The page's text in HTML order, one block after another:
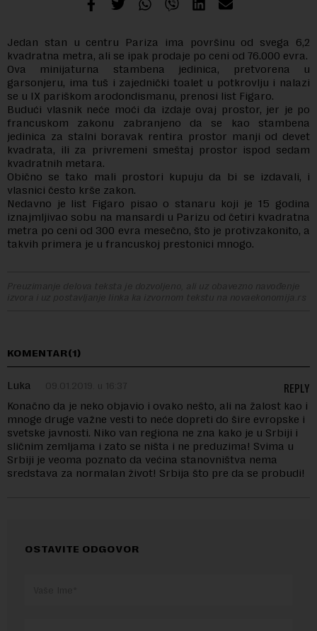
Jedan stan u centru Pariza ima površinu od svega 6,2
kvadratna metra, ali se ipak prodaje po ceni od 76.000 evra.
Ova minijaturna stambena jedinica, pretvorena u
garsonjeru, ima tuš i zajednički toalet u potkrovlju i nalazi
se u IX pariškom arodondismanu, prenosi list Figaro.
Budući vlasnik neće moći da izdaje ovaj prostor, jer je po
francuskom zakonu zabranjeno da se kao stambena
jedinica za stalni boravak rentira prostor manji od devet
kvadrata, ili za privremeni smeštaj prostor ispod sedam
kvadratnih metara.
Obično se tako mali prostori kupuju da bi se izdavali, i
vlasnici često krše zakon.
Nedavno je list Figaro pisao o stanaru koji je 15 godina
iznajmljivao sobu na mansardi u Parizu od četiri kvadratna
metra po ceni od 300 evra mesečno, što je protivzakonito, a
takvih primera je u francuskoj prestonici mnogo.
Preuzimanje delova teksta je dozvoljeno, ali uz obavezno navođenje
izvora i uz postavljanje linka ka izvornom tekstu na novaekonomija.rs
KOMENTAR(1)
Luka 09.01.2019. u 16:37
Konačno da je neko objavio i ovako nešto, ali na žalost kao i
mnoge druge važne vesti to neće dopreti do šire evropske i
svetske javnosti. Niko van regiona ne zna kako je u Srbiji i
sličnim zemljama i zato se ništa i ne preduzima! Svima u
Srbiji je veoma poznato da većina stanovništva nema
sredstava za normalan život! Srbija što pre da se probudi!
REPLY
OSTAVITE ODGOVOR